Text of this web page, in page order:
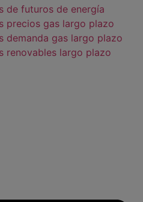
de futuros de energía
precios gas largo plazo
demanda gas largo plazo
renovables largo plazo